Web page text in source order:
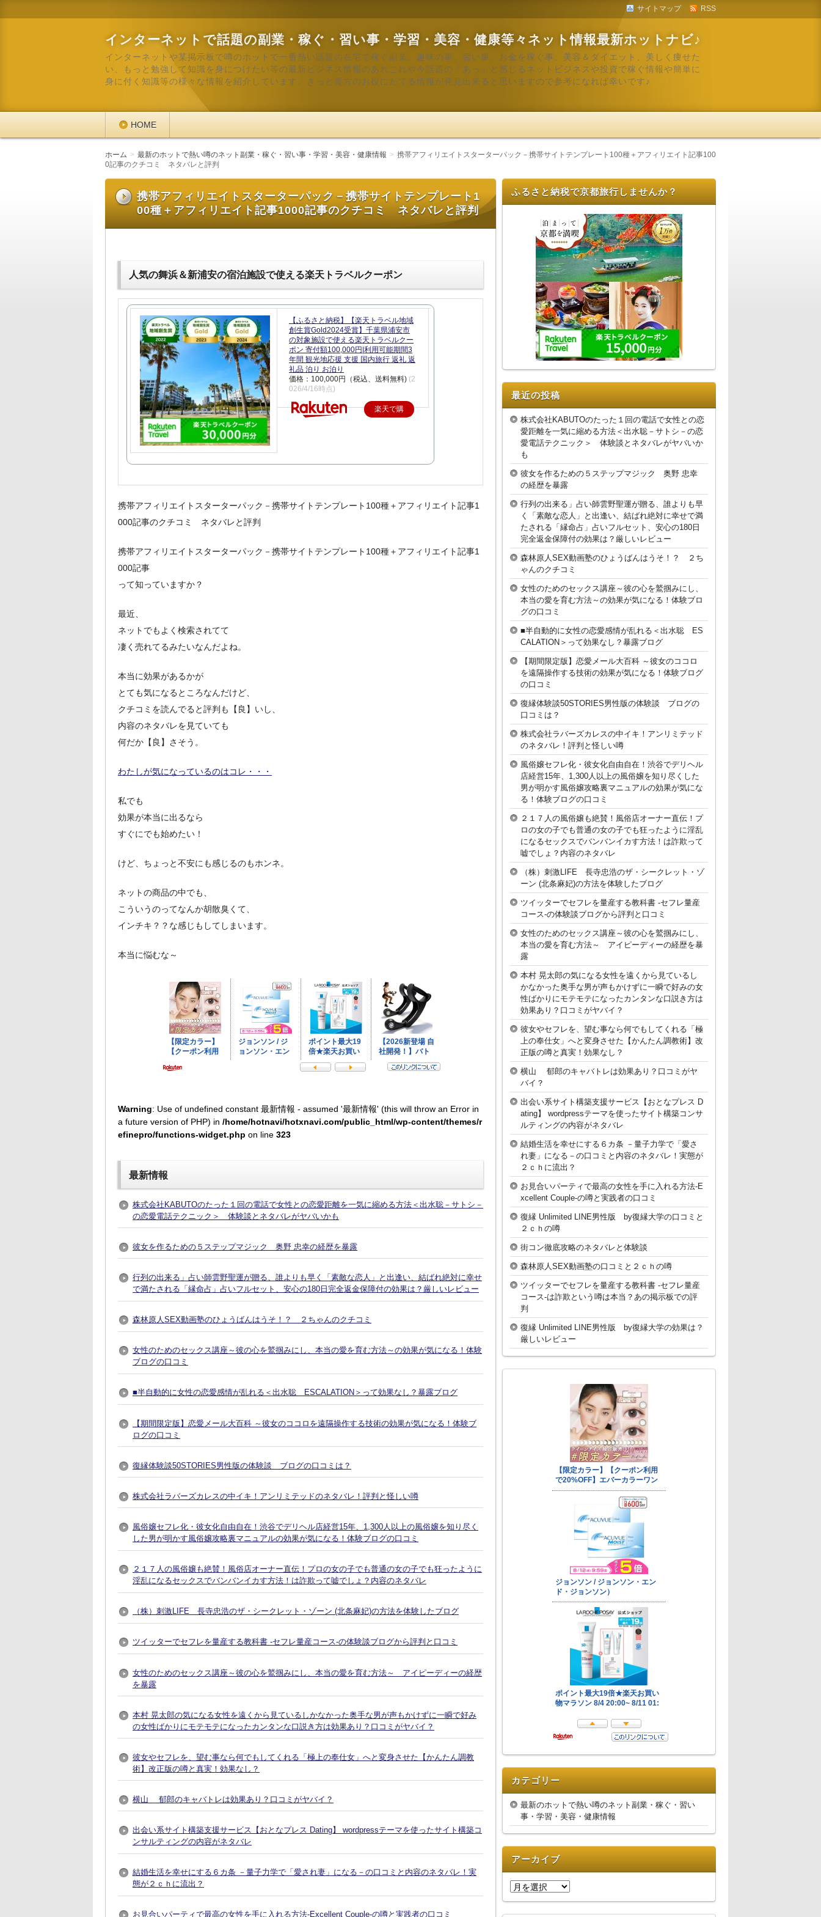
サイトマップ RSS
インターネットで話題の副業・稼ぐ・習い事・学習・美容・健康等々ネット情報最新ホットナビ♪
インターネットや某掲示板で噂のホットで一番熱い話題の在宅で稼ぐ副業、趣味の事、習い事、お金を稼ぐ事、美容＆ダイエット、美しく痩せた
い、もっと勉強して知識を身につけたい等の最新ビジネス情報のあれこれや今話題の「あっ」と感じるネットビジネスや投資で稼ぐ情報や簡単に
身に付く知識等の様々な情報を紹介しています。きっと貴方のお役にたてる情報が発見出来ると思いますので参考になれば幸いです♪
HOME
ホーム 最新のホットで熱い噂のネット副業・稼ぐ・習い事・学習・美容・健康情報
携帯アフィリエイトスターターパック－携帯サイトテンプレート100種＋アフィリエイト記事100
0記事のクチコミ ネタバレと評判
携帯アフィリエイトスターターパック－携帯サイトテンプレート1
00種＋アフィリエイト記事1000記事のクチコミ ネタバレと評判
人気の舞浜＆新浦安の宿泊施設で使える楽天トラベルクーポン
【ふるさと納税】【楽天トラベル地域
創生賞Gold2024受賞】千葉県浦安市
の対象施設で使える楽天トラベルクー
ポン 寄付額100,000円|利用可能期間3
年間 観光地応援 支援 国内旅行 返礼 返
礼品 泊り お泊り
価格：100,000円（税込、送料無料) (2
026/4/16時点)
楽天で購
携帯アフィリエイトスターターパック－携帯サイトテンプレート100種＋アフィリエイト記事1
000記事のクチコミ ネタバレと評判
携帯アフィリエイトスターターパック－携帯サイトテンプレート100種＋アフィリエイト記事1
000記事
って知っていますか？
最近、
ネットでもよく検索されてて
凄く売れてるみたいなんだよね。
本当に効果があるかが
とても気になるところなんだけど、
クチコミを読んでると評判も【良】いし、
内容のネタバレを見ていても
何だか【良】さそう。
わたしが気になっているのはコレ・・・
私でも
効果が本当に出るなら
すぐにでも始めたい！
けど、ちょっと不安にも感じるのもホンネ。
ネットの商品の中でも、
こういうのってなんか胡散臭くて、
インチキ？？な感じもしてしまいます。
本当に悩むな～
Warning: Use of undefined constant 最新情報 - assumed '最新情報' (this will throw an Error in
a future version of PHP) in /home/hotnavi/hotxnavi.com/public_html/wp-content/themes/r
efinepro/functions-widget.php on line 323
最新情報
株式会社KABUTOのたった１回の電話で女性との恋愛距離を一気に縮める方法＜出水聡－サトシ－
の恋愛電話テクニック＞ 体験談とネタバレがヤバいかも
彼女を作るための５ステップマジック 奥野 忠幸の経歴を暴露
行列の出来る」占い師雲野聖運が贈る、誰よりも早く「素敵な恋人」と出逢い、結ばれ絶対に幸せ
で満たされる「縁命占」占いフルセット、安心の180日完全返金保障付の効果は？厳しいレビュー
森林原人SEX動画塾のひょうばんはうそ！？ ２ちゃんのクチコミ
女性のためのセックス講座～彼の心を鷲掴みにし、本当の愛を育む方法～の効果が気になる！体験
ブログの口コミ
■半自動的に女性の恋愛感情が乱れる＜出水聡 ESCALATION＞って効果なし？暴露ブログ
【期間限定版】恋愛メール大百科 ～彼女のココロを遠隔操作する技術の効果が気になる！体験ブ
ログの口コミ
復縁体験談50STORIES男性版の体験談 ブログの口コミは？
株式会社ラバーズカレスの中イキ！アンリミテッドのネタバレ！評判と怪しい噂
風俗嬢セフレ化・彼女化自由自在！渋谷でデリヘル店経営15年、1,300人以上の風俗嬢を知り尽く
した男が明かす風俗嬢攻略裏マニュアルの効果が気になる！体験ブログの口コミ
２１７人の風俗嬢も絶賛！風俗店オーナー直伝！プロの女の子でも普通の女の子でも狂ったように
淫乱になるセックスでバンバンイカす方法！は詐欺って嘘でしょ？内容のネタバレ
（株）刺激LIFE 長寺忠浩のザ・シークレット・ゾーン (北条麻妃)の方法を体験したブログ
ツイッターでセフレを量産する教科書 -セフレ量産コース-の体験談ブログから評判と口コミ
女性のためのセックス講座～彼の心を鷲掴みにし、本当の愛を育む方法～ アイピーディーの経歴
を暴露
本村 晃太郎の気になる女性を遠くから見ているしかなかった奥手な男が声もかけずに一瞬で好み
の女性ばかりにモテモテになったカンタンな口説き方は効果あり？口コミがヤバイ？
彼女やセフレを、望む事なら何でもしてくれる「極上の奉仕女」へと変身させた【かんたん調教
術】改正版の噂と真実！効果なし？
横山 郁郎のキャバトレは効果あり？口コミがヤバイ？
出会い系サイト構築支援サービス【おとなプレス Dating】 wordpressテーマを使ったサイト構築コ
ンサルティングの内容がネタバレ
結婚生活を幸せにする６カ条 －量子力学で「愛され妻」になる－の口コミと内容のネタバレ！実
態が２ｃｈに流出？
お見合いパーティで最高の女性を手に入れる方法-Excellent Couple-の噂と実践者の口コミ
ふるさと納税で京都旅行しませんか？
最近の投稿
株式会社KABUTOのたった１回の電話で女性との恋
愛距離を一気に縮める方法＜出水聡－サトシ－の恋
愛電話テクニック＞ 体験談とネタバレがヤバいか
も
彼女を作るための５ステップマジック 奥野 忠幸
の経歴を暴露
行列の出来る」占い師雲野聖運が贈る、誰よりも早
く「素敵な恋人」と出逢い、結ばれ絶対に幸せで満
たされる「縁命占」占いフルセット、安心の180日
完全返金保障付の効果は？厳しいレビュー
森林原人SEX動画塾のひょうばんはうそ！？ ２ち
ゃんのクチコミ
女性のためのセックス講座～彼の心を鷲掴みにし、
本当の愛を育む方法～の効果が気になる！体験ブロ
グの口コミ
■半自動的に女性の恋愛感情が乱れる＜出水聡 ES
CALATION＞って効果なし？暴露ブログ
【期間限定版】恋愛メール大百科 ～彼女のココロ
を遠隔操作する技術の効果が気になる！体験ブログ
の口コミ
復縁体験談50STORIES男性版の体験談 ブログの
口コミは？
株式会社ラバーズカレスの中イキ！アンリミテッド
のネタバレ！評判と怪しい噂
風俗嬢セフレ化・彼女化自由自在！渋谷でデリヘル
店経営15年、1,300人以上の風俗嬢を知り尽くした
男が明かす風俗嬢攻略裏マニュアルの効果が気にな
る！体験ブログの口コミ
２１７人の風俗嬢も絶賛！風俗店オーナー直伝！プ
ロの女の子でも普通の女の子でも狂ったように淫乱
になるセックスでバンバンイカす方法！は詐欺って
嘘でしょ？内容のネタバレ
（株）刺激LIFE 長寺忠浩のザ・シークレット・ゾ
ーン (北条麻妃)の方法を体験したブログ
ツイッターでセフレを量産する教科書 -セフレ量産
コース-の体験談ブログから評判と口コミ
女性のためのセックス講座～彼の心を鷲掴みにし、
本当の愛を育む方法～ アイピーディーの経歴を暴
露
本村 晃太郎の気になる女性を遠くから見ているし
かなかった奥手な男が声もかけずに一瞬で好みの女
性ばかりにモテモテになったカンタンな口説き方は
効果あり？口コミがヤバイ？
彼女やセフレを、望む事なら何でもしてくれる「極
上の奉仕女」へと変身させた【かんたん調教術】改
正版の噂と真実！効果なし？
横山 郁郎のキャバトレは効果あり？口コミがヤ
バイ？
出会い系サイト構築支援サービス【おとなプレス D
ating】 wordpressテーマを使ったサイト構築コンサ
ルティングの内容がネタバレ
結婚生活を幸せにする６カ条 －量子力学で「愛さ
れ妻」になる－の口コミと内容のネタバレ！実態が
２ｃｈに流出？
お見合いパーティで最高の女性を手に入れる方法-E
xcellent Couple-の噂と実践者の口コミ
復縁 Unlimited LINE男性版 by復縁大学の口コミと
２ｃｈの噂
街コン徹底攻略のネタバレと体験談
森林原人SEX動画塾の口コミと２ｃｈの噂
ツイッターでセフレを量産する教科書 -セフレ量産
コース-は詐欺という噂は本当？あの掲示板での評
判
復縁 Unlimited LINE男性版 by復縁大学の効果は？
厳しいレビュー
カテゴリー
最新のホットで熱い噂のネット副業・稼ぐ・習い
事・学習・美容・健康情報
アーカイブ
ア